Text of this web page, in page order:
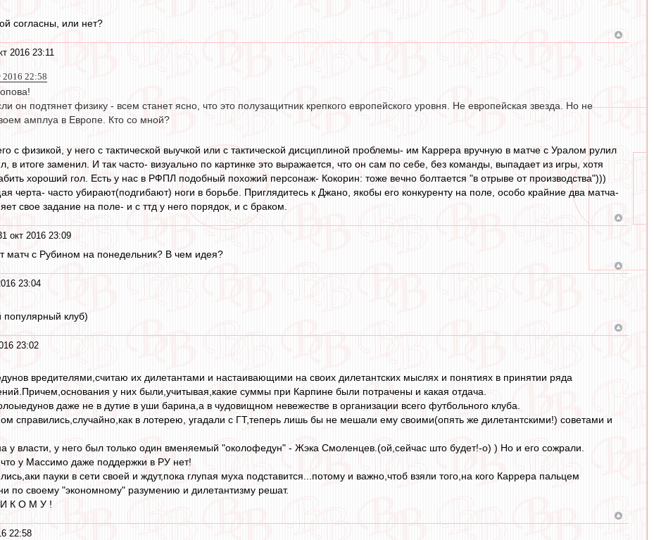
согласны, или нет?
2016 23:11
22:58
он подтянет физику - всем станет ясно, что это полузащитник крепкого европейского уровня. Не европейская звезда. Но не
амплуа в Европе. Кто со мной?
с физикой, у него с тактической выучкой или с тактической дисциплиной проблемы- им Каррера вручную в матче с Уралом рулил
в итоге заменил. И так часто- визуально по картинке это выражается, что он сам по себе, без команды, выпадает из игры, хотя
хороший гол. Есть у нас в РФПЛ подобный похожий персонаж- Кокорин: тоже вечно болтается "в отрыве от производства")))
черта- часто убирают(подгибают) ноги в борьбе. Приглядитесь к Джано, якобы его конкуренту на поле, особо крайние два матча-
свое задание на поле- и с ттд у него порядок, и с браком.
окт 2016 23:09
матч с Рубином на понедельник? В чем идея?
23:04
клуб)
23:02
вредителями,считаю их дилетантами и настаивающими на своих дилетантских мыслях и понятиях в принятии ряда
у них были,учитывая,какие суммы при Карпине были потрачены и какая отдача.
даже не в дутие в уши барина,а в чудовищном невежестве в организации всего футбольного клуба.
справились,случайно,как в лотерею, угадали с ГТ,теперь лишь бы не мешали ему своими(опять же дилетантскими!) советами и
у власти, у него был только один вменяемый "околофедун" - Жэка Смоленцев.(ой,сейчас што будет!-о) ) Но и его сожрали.
у Массимо даже поддержки в РУ нет!
пауки в сети своей и ждут,пока глупая муха подставится...потому и важно,чтоб взяли того,на кого Каррера пальцем
по своему "экономному" разумению и дилетантизму решат.
И К О М У !
22:58